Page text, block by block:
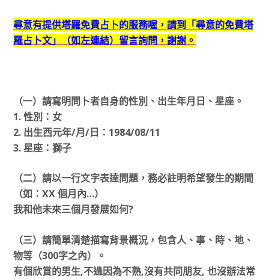
尋意有提供塔羅免費占卜的服務喔， 請到「尋意的免費塔
羅占卜文」（如左連結）留言詢問，謝謝。
（一）請寫明問卜者自身的性別、出生年月日、星座。
1. 性別：女
2. 出生西元年/月/日：1984/08/11
3. 星座：獅子
（二）請以一行文字表達問題，務必註明希望發生的期間
（如：XX 個月內…）
我和他未來三個月發展如何?
（三）請簡單清楚描寫背景概況，包含人、事、時、地、
物等（300字之內）。
有個欣賞的男生,不過因為不熟,沒有共同朋友, 也沒辦法常